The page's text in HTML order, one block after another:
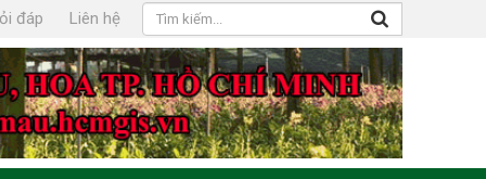
đáp Liên hệ